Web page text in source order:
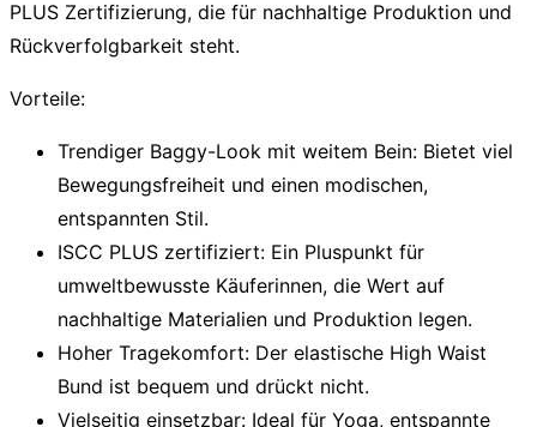
PLUS Zertifizierung, die für nachhaltige Produktion und
Rückverfolgbarkeit steht.
Vorteile:
Trendiger Baggy-Look mit weitem Bein: Bietet viel
Bewegungsfreiheit und einen modischen,
entspannten Stil.
ISCC PLUS zertifiziert: Ein Pluspunkt für
umweltbewusste Käuferinnen, die Wert auf
nachhaltige Materialien und Produktion legen.
Hoher Tragekomfort: Der elastische High Waist
Bund ist bequem und drückt nicht.
Vielseitig einsetzbar: Ideal für Yoga, entspannte